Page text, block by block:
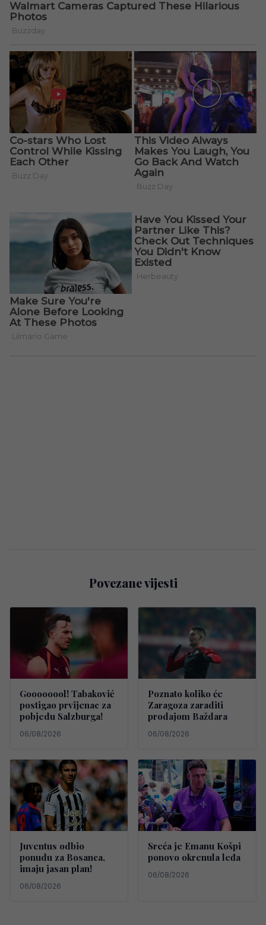
Povezane vijesti
Goooooool! Tabaković
postigao prvijenac za
pobjedu Salzburga!
06/08/2026
Poznato koliko će
Zaragoza zaraditi
prodajom Baždara
06/08/2026
Juventus odbio
ponudu za Bosanca,
imaju jasan plan!
06/08/2026
Sreća je Emanu Košpi
ponovo okrenula leđa
06/08/2026